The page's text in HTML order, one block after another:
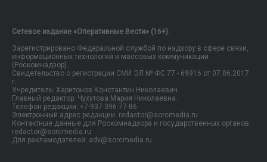
Сетевое издание «Оперативные Вести» (16+).
Зарегистрировано Федеральной службой по надзору в сфере связи,
информационных технологий и массовых коммуникаций
(Роскомнадзор).
Свидетельство о регистрации СМИ ЭЛ № ФС 77 - 69916 от 07.06.2017
г.
Учредитель: Харитонов Константин Николаевич.
Главный редактор: Чухутова Мария Николаевна.
Телефон редакции: +7-937-396-77-86
Электронный адрес редакции: redactor@sorcmedia.ru
Контактные данные для Роскомнадзора и государственных органов:
redactor@sorcmedia.ru
Для рекламодателей: adv@sorcmedia.ru